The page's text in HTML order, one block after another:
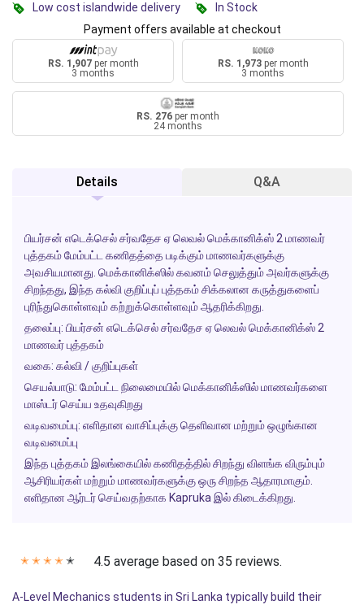
Low cost islandwide delivery
In Stock
Payment offers available at checkout
RS. 1,907per month
3 months
RS. 1,973per month
3 months
RS. 276 per month
24 months
Details Q&A
பியர்சன் எடெக்செல் சர்வதேச ஏ லெவல் மெக்கானிக்ஸ் 2 மாணவர்
புத்தகம் மேம்பட்ட கணிதத்தை படிக்கும் மாணவர்களுக்கு
அவசியமானது. மெக்கானிக்ஸில் கவனம் செலுத்தும் அவர்களுக்கு
சிறந்தது, இந்த கல்வி குறிப்புப் புத்தகம் சிக்கலான கருத்துகளைப்
புரிந்துகொள்ளவும் கற்றுக்கொள்ளவும் ஆதரிக்கிறது.
தலைப்பு: பியர்சன் எடெக்செல் சர்வதேச ஏ லெவல் மெக்கானிக்ஸ் 2
மாணவர் புத்தகம்
வகை: கல்வி / குறிப்புகள்
செயல்பாடு: மேம்பட்ட நிலைமையில் மெக்கானிக்ஸில் மாணவர்களை
மாஸ்டர் செய்ய உதவுகிறது
வடிவமைப்பு: எளிதான வாசிப்புக்கு தெளிவான மற்றும் ஒழுங்கான
வடிவமைப்பு
இந்த புத்தகம் இலங்கையில் கணிதத்தில் சிறந்து விளங்க விரும்பும்
ஆசிரியர்கள் மற்றும் மாணவர்களுக்கு ஒரு சிறந்த ஆதாரமாகும்.
எளிதான ஆர்டர் செய்வதற்காக Kapruka இல் கிடைக்கிறது.
✭ ✭ ✭ ✭ ✭ 4.5 average based on 35 reviews.
A-Level Mechanics students in Sri Lanka typically build their